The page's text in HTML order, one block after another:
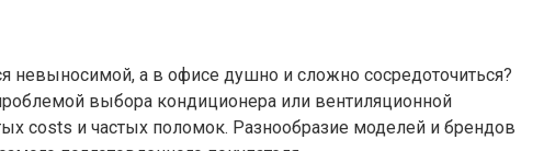
невыносимой, а в офисе душно и сложно сосредоточиться?
выбора кондиционера или вентиляционной
costs и частых поломок. Разнообразие моделей и брендов